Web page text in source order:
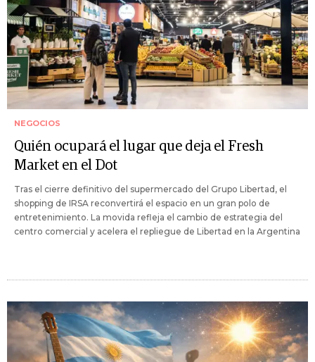
NEGOCIOS
Quién ocupará el lugar que deja el Fresh
Market en el Dot
Tras el cierre definitivo del supermercado del Grupo Libertad, el
shopping de IRSA reconvertirá el espacio en un gran polo de
entretenimiento. La movida refleja el cambio de estrategia del
centro comercial y acelera el repliegue de Libertad en la Argentina